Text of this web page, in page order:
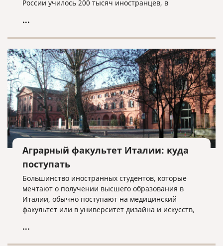
России училось 200 тысяч иностранцев, в
257 тысяч. То есть их количество за три года
больше. Если в 2016/2017 учебном году студенты
из-за границы учились в 693 университетах
нашей страны, то сейчас – в 703. Это почти 92%
всех вузов (всего в России работает 766 высших
учебных заведений).
...
Аграрный факультет Италии: куда
поступать
Большинство иностранных студентов, которые
мечтают о получении высшего образования в
Италии, обычно поступают на медицинский
факультет или в университет дизайна и искусств,
можно получить высшее образование
...